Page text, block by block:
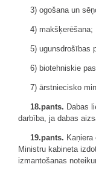
3) ogošana un
4) makšķerēšana;
5) ugunsdrošības
6) biotehniskie
7) ārstniecisko
18.pants. Dabas
darbība, ja dabas
19.pants.
Ministru kabineta
izmantošanas